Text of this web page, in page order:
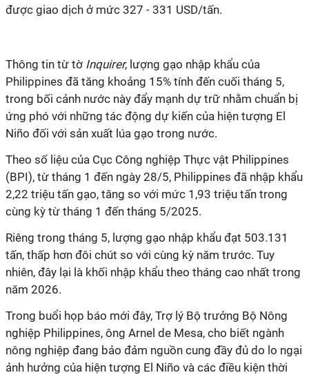
được giao dịch ở mức 327 - 331 USD/tấn.
Thông tin từ tờ Inquirer, lượng gạo nhập khẩu của
Philippines đã tăng khoảng 15% tính đến cuối tháng 5,
trong bối cảnh nước này đẩy mạnh dự trữ nhằm chuẩn bị
ứng phó với những tác động dự kiến của hiện tượng El
Niño đối với sản xuất lúa gạo trong nước.
Theo số liệu của Cục Công nghiệp Thực vật Philippines
(BPI), từ tháng 1 đến ngày 28/5, Philippines đã nhập khẩu
2,22 triệu tấn gạo, tăng so với mức 1,93 triệu tấn trong
cùng kỳ từ tháng 1 đến tháng 5/2025.
Riêng trong tháng 5, lượng gạo nhập khẩu đạt 503.131
tấn, thấp hơn đôi chút so với cùng kỳ năm trước. Tuy
nhiên, đây lại là khối nhập khẩu theo tháng cao nhất trong
năm 2026.
Trong buổi họp báo mới đây, Trợ lý Bộ trưởng Bộ Nông
nghiệp Philippines, ông Arnel de Mesa, cho biết ngành
nông nghiệp đang bảo đảm nguồn cung đầy đủ do lo ngại
ảnh hưởng của hiện tượng El Niño và các điều kiện thời